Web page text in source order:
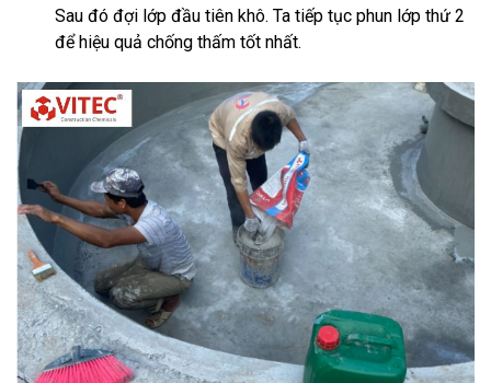
Sau đó đợi lớp đầu tiên khô. Ta tiếp tục phun lớp thứ 2
để hiệu quả chống thấm tốt nhất.